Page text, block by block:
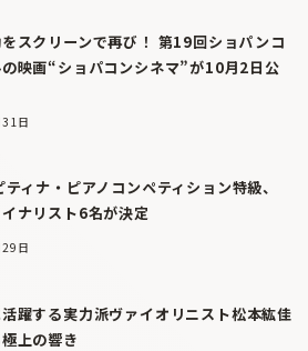
スクリーンで再び！ 第19回ショパンコ
映画“ショパコンシネマ”が10月2日公
日
ィナ・ピアノコンペティション特級、
ナリスト6名が決定
日
躍する実力派ヴァイオリニスト松本紘佳
上の響き